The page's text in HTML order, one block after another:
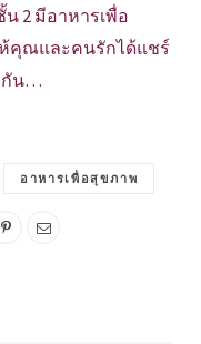
2 มีอาหารเพื่อ
คุณและคนรักได้แชร์
กัน…
อาหารเพื่อสุขภาพ